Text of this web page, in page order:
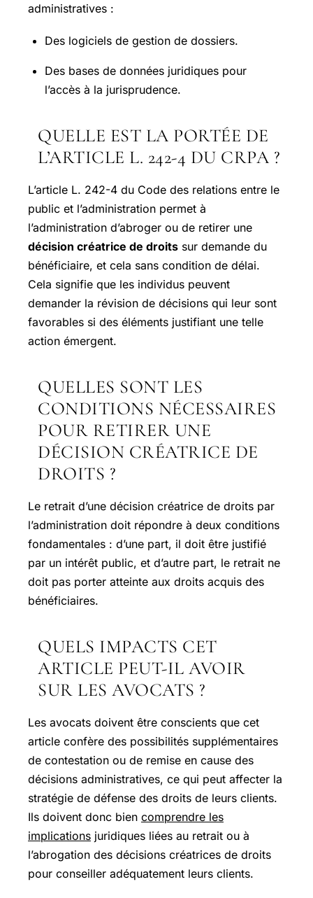
administratives :
Des logiciels de gestion de dossiers.
Des bases de données juridiques pour
l’accès à la jurisprudence.
QUELLE EST LA PORTÉE DE
L’ARTICLE L. 242-4 DU CRPA ?
L’article L. 242-4 du Code des relations entre le
public et l’administration permet à
l’administration d’abroger ou de retirer une
décision créatrice de droits sur demande du
bénéficiaire, et cela sans condition de délai.
Cela signifie que les individus peuvent
demander la révision de décisions qui leur sont
favorables si des éléments justifiant une telle
action émergent.
QUELLES SONT LES
CONDITIONS NÉCESSAIRES
POUR RETIRER UNE
DÉCISION CRÉATRICE DE
DROITS ?
Le retrait d’une décision créatrice de droits par
l’administration doit répondre à deux conditions
fondamentales : d’une part, il doit être justifié
par un intérêt public, et d’autre part, le retrait ne
doit pas porter atteinte aux droits acquis des
bénéficiaires.
QUELS IMPACTS CET
ARTICLE PEUT-IL AVOIR
SUR LES AVOCATS ?
Les avocats doivent être conscients que cet
article confère des possibilités supplémentaires
de contestation ou de remise en cause des
décisions administratives, ce qui peut affecter la
stratégie de défense des droits de leurs clients.
Ils doivent donc bien comprendre les
implications juridiques liées au retrait ou à
l’abrogation des décisions créatrices de droits
pour conseiller adéquatement leurs clients.